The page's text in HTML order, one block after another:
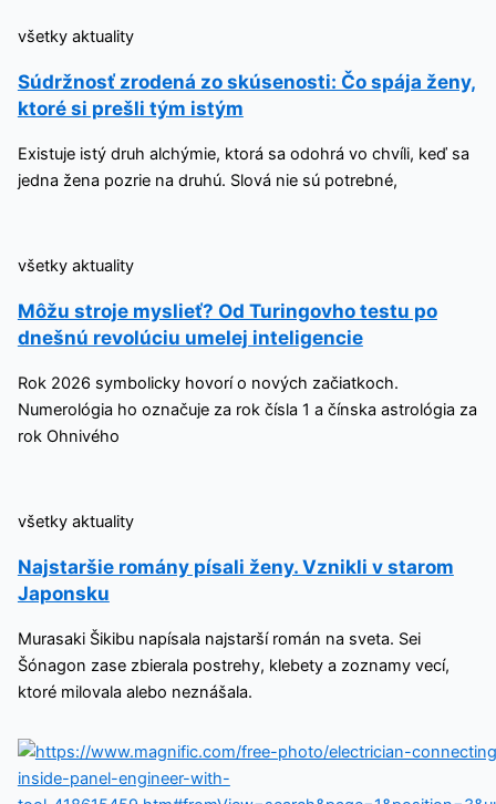
všetky aktuality
Súdržnosť zrodená zo skúsenosti: Čo spája ženy,
ktoré si prešli tým istým
Existuje istý druh alchýmie, ktorá sa odohrá vo chvíli, keď sa
jedna žena pozrie na druhú. Slová nie sú potrebné,
všetky aktuality
Môžu stroje myslieť? Od Turingovho testu po
dnešnú revolúciu umelej inteligencie
Rok 2026 symbolicky hovorí o nových začiatkoch.
Numerológia ho označuje za rok čísla 1 a čínska astrológia za
rok Ohnivého
všetky aktuality
Najstaršie romány písali ženy. Vznikli v starom
Japonsku
Murasaki Šikibu napísala najstarší román na sveta. Sei
Šónagon zase zbierala postrehy, klebety a zoznamy vecí,
ktoré milovala alebo neznášala.